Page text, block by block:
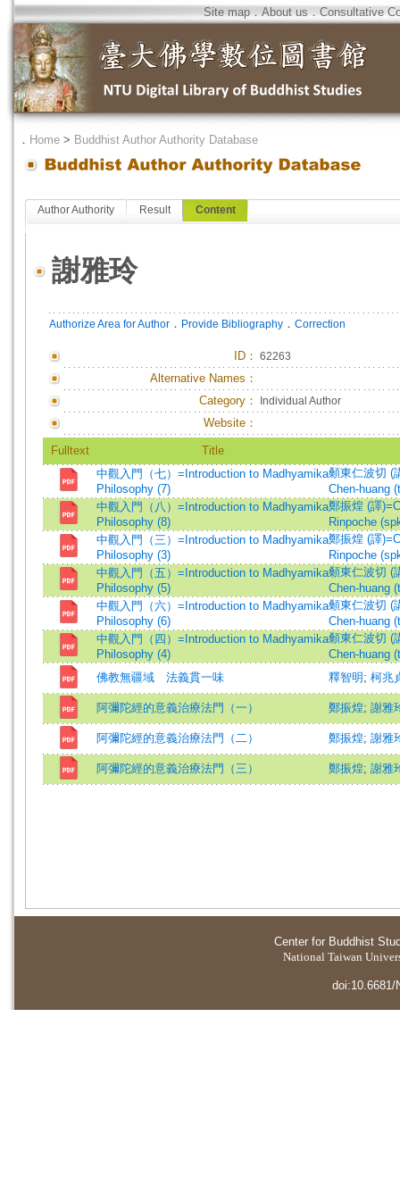
Site map．About us．Consultative
． Home > Buddhist Author Authority Database
Author Authority Result Content
謝雅玲
Authorize Area for Author ． Provide Bibliography ． Correction
ID ： 62263
Alternative Names：
Category：
Individual Author
Website：
Fulltext
Title
中觀入門（七）=Introduction to Madhyamika
Philosophy (7)
顙東仁波切 (
Chen-huang
中觀入門（八）=Introduction to Madhyamika
Philosophy (8)
鄭振煌 (譯
Rinpoche
中觀入門（三）=Introduction to Madhyamika
Philosophy (3)
鄭振煌 (譯
Rinpoche
中觀入門（五）=Introduction to Madhyamika
Philosophy (5)
顙東仁波切 (
Chen-huang
中觀入門（六）=Introduction to Madhyamika
Philosophy (6)
顙東仁波切 (
Chen-huang
中觀入門（四）=Introduction to Madhyamika
Philosophy (4)
顙東仁波切 (
Chen-huang
佛教無疆域 法義貫一味
釋智明 ; 柯兆
阿彌陀經的意義治療法門（一） 鄭振煌; 謝雅
阿彌陀經的意義治療法門（二） 鄭振煌; 謝雅
阿彌陀經的意義治療法門（三） 鄭振煌; 謝雅
Center for Buddhist
National Taiwan
doi:10.6681/